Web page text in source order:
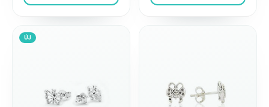
ÚJ